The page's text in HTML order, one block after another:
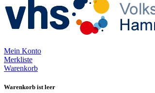
Mein Konto
Merkliste
Warenkorb
Warenkorb ist leer